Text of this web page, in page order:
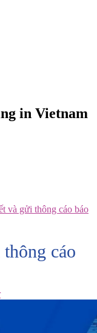
in Vietnam
và gửi thông cáo báo
cáo